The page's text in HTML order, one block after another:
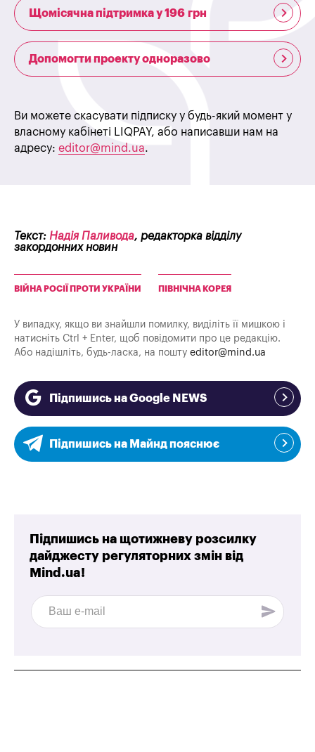
Щомісячна підтримка у 196 грн
Допомогти проекту одноразово
Ви можете скасувати підписку у будь-який момент у
власному кабінеті LIQPAY, або написавши нам на
адресу: editor@mind.ua.
Текст: Надія Паливода, редакторка відділу
закордонних новин
ВІЙНА РОСІЇ ПРОТИ УКРАЇНИ ПІВНІЧНА КОРЕЯ
У випадку, якщо ви знайшли помилку, виділіть її мишкою і
натисніть Ctrl + Enter, щоб повідомити про це редакцію.
Або надішліть, будь-ласка, на пошту editor@mind.ua
Підпишись на Google NEWS
Підпишись на Майнд пояснює
Підпишись на щотижневу розсилку
дайджесту регуляторних змін від
Mind.ua!